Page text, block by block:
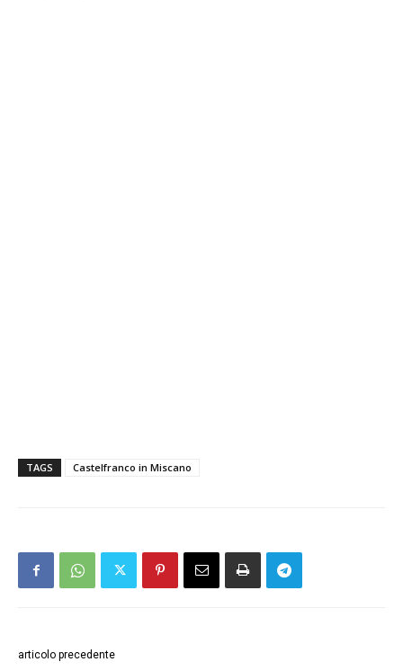
TAGS Castelfranco in Miscano
articolo precedente